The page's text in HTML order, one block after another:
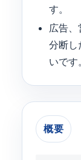
す。
広告、
分断し
いです
概要